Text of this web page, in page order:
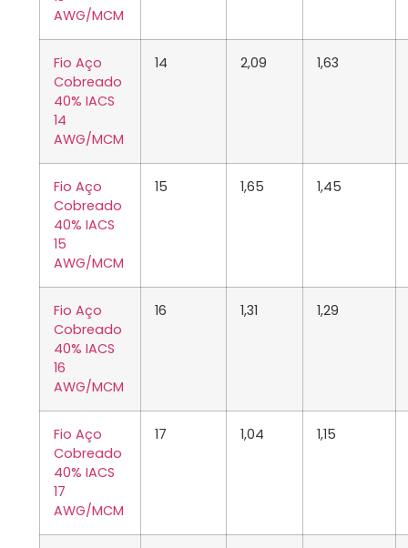
AWG/MCM
Fio Aço
Cobreado
40% IACS
14
AWG/MCM
14 2,09 1,63
Fio Aço
Cobreado
40% IACS
15
AWG/MCM
15 1,65 1,45
Fio Aço
Cobreado
40% IACS
16
AWG/MCM
16 1,31 1,29
Fio Aço
Cobreado
40% IACS
17
AWG/MCM
17 1,04 1,15